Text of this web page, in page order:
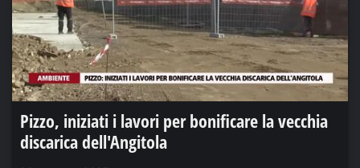
Pizzo, iniziati i lavori per bonificare la vecchia
discarica dell'Angitola